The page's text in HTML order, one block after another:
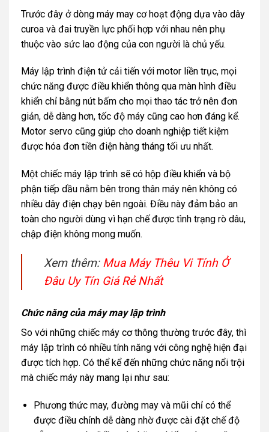
Trước đây ở dòng máy may cơ hoạt động dựa vào dây
curoa và đai truyền lực phối hợp với nhau nên phụ
thuộc vào sức lao động của con người là chủ yếu.
Máy lập trình điện tử cải tiến với motor liền trục, mọi
chức năng được điều khiển thông qua màn hình điều
khiển chỉ bằng nút bấm cho mọi thao tác trở nên đơn
giản, dễ dàng hơn, tốc độ máy cũng cao hơn đáng kể.
Motor servo cũng giúp cho doanh nghiệp tiết kiệm
được hóa đơn tiền điện hàng tháng tối ưu nhất.
Một chiếc máy lập trình sẽ có hộp điều khiển và bộ
phận tiếp dầu nằm bên trong thân máy nên không có
nhiều dây điện chạy bên ngoài. Điều này đảm bảo an
toàn cho người dùng vì hạn chế được tình trạng rò dâu,
chập điện không mong muốn.
Xem thêm: Mua Máy Thêu Vi Tính Ở
Đâu Uy Tín Giá Rẻ Nhất
Chức năng của máy may lập trình
So với những chiếc máy cơ thông thường trước đây, thì
máy lập trình có nhiều tính năng với công nghệ hiện đại
được tích hợp. Có thể kể đến những chức năng nổi trội
mà chiếc máy này mang lại như sau:
Phương thức may, đường may và mũi chỉ có thể
được điều chỉnh dễ dàng nhờ được cài đặt chế độ